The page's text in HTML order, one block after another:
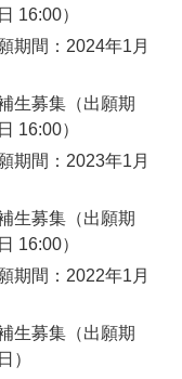
16:00）
期間：2024年1月
生募集（出願期
16:00）
期間：2023年1月
生募集（出願期
16:00）
期間：2022年1月
生募集（出願期
）